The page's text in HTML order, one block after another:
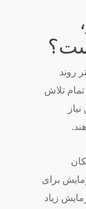
روند
تلاش
برای
زیاد